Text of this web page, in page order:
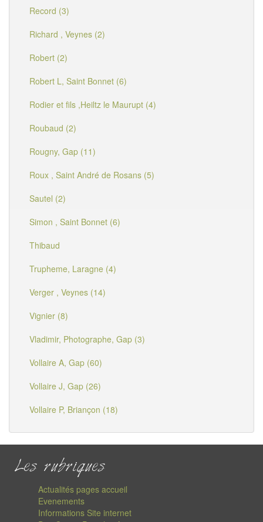
Record (3)
Richard , Veynes (2)
Robert (2)
Robert L, Saint Bonnet (6)
Rodier et fils ,Heiltz le Maurupt (4)
Roubaud (2)
Rougny, Gap (11)
Roux , Saint André de Rosans (5)
Sautel (2)
Simon , Saint Bonnet (6)
Thibaud
Trupheme, Laragne (4)
Verger , Veynes (14)
Vignier (8)
Vladimir, Photographe, Gap (3)
Vollaire A, Gap (60)
Vollaire J, Gap (26)
Vollaire P, Briançon (18)
Les rubriques
Actualités pages accueil
Evenements
Informations Site internet